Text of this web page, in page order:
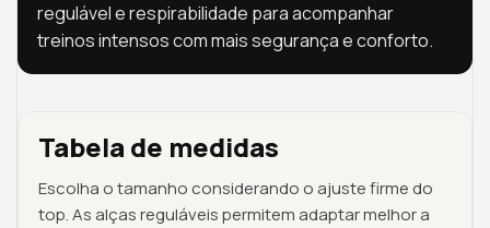
regulável e respirabilidade para acompanhar
treinos intensos com mais segurança e conforto.
Tabela de medidas
Escolha o tamanho considerando o ajuste firme do
top. As alças reguláveis permitem adaptar melhor a